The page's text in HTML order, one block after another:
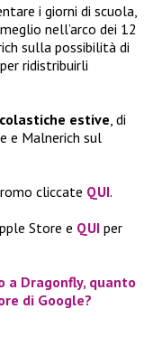
i giorni di scuola,
nell’arco dei 12
sulla possibilità di
ridistribuirli
estive , di
e Malnerich sul
cliccate QUI.
Store e QUI per
a Dragonfly, quanto
di Google?